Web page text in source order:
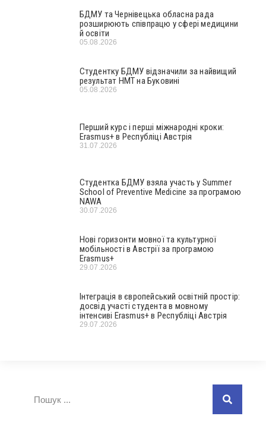
БДМУ та Чернівецька обласна рада
розширюють співпрацю у сфері медицини
й освіти
05.08.2026
Студентку БДМУ відзначили за найвищий
результат НМТ на Буковині
05.08.2026
Перший курс і перші міжнародні кроки:
Erasmus+ в Республіці Австрія
31.07.2026
Студентка БДМУ взяла участь у Summer
School of Preventive Medicine за програмою
NAWA
30.07.2026
Нові горизонти мовної та культурної
мобільності в Австрії за програмою
Erasmus+
29.07.2026
Інтеграція в європейський освітній простір:
досвід участі студента в мовному
інтенсиві Erasmus+ в Республіці Австрія
29.07.2026